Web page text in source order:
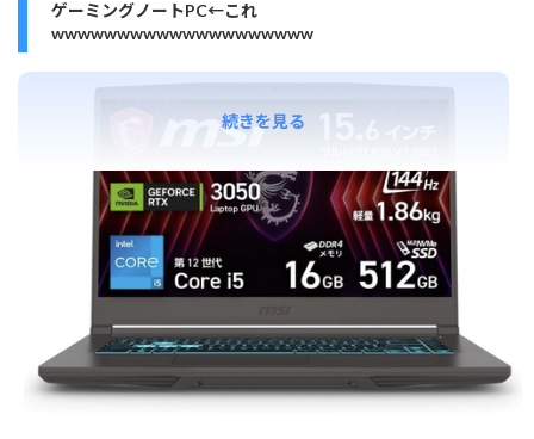
ゲーミングノートPC←これ
wwwwwwwwwwwwwwwwwwww
続きを見る